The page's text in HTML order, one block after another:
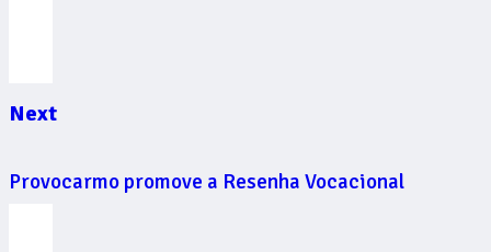
Next
Provocarmo promove a Resenha Vocacional